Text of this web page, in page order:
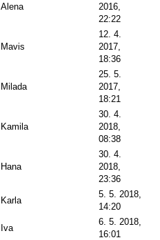
Alena
2016,
22:22
Mavis
12. 4.
2017,
18:36
Milada
25. 5.
2017,
18:21
Kamila
30. 4.
2018,
08:38
Hana
30. 4.
2018,
23:36
Karla
5. 5. 2018,
14:20
Iva
6. 5. 2018,
16:01